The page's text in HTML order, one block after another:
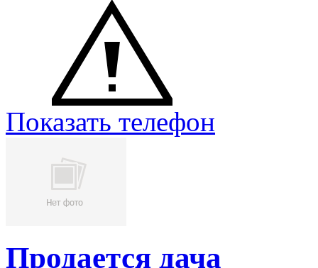
Показать телефон
Продается дача